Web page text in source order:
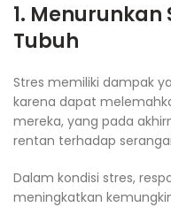
1.
Tubuh
Stres memiliki dampak
karena dapat
mereka, yang pada
rentan terhadap
Dalam kondisi stres,
meningkatkan